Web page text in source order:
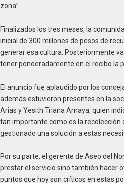
zona”.
Finalizados los tres meses, la
inicial de 300 millones de pesos de
generar esa cultura. Posteriormente
tener ponderadamente en el recibo la
El anuncio fue aplaudido por los
además estuvieron presentes en la
Arias y Yesith Triana Amaya, quien
tan importante como es la recolección
gestionado una solución a estas
Por su parte, el gerente de Aseo del
prestar el servicio sino también hacer
puntos que hoy son críticos en estas